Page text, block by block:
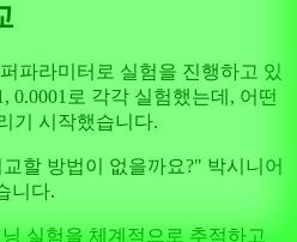
파라미터로 실험을 진행하고 있
0.0001로 각각 실험했는데, 어떤
기 시작했습니다.
할 방법이 없을까요?" 박시니어
니다.
실험을 체계적으로 추적하고